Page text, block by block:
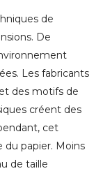
de
De
Les fabricants
des motifs de
créent des
cet
papier. Moins
de taille